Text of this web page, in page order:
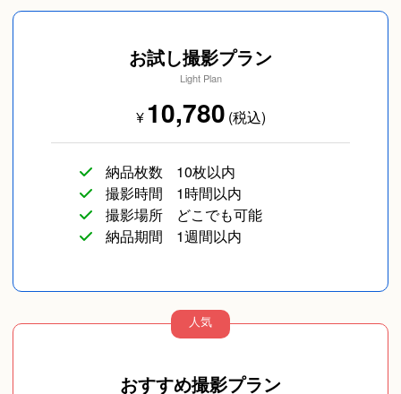
お試し撮影プラン
Light Plan
¥10,780 (税込)
納品枚数
10枚以内
撮影時間
1時間以内
撮影場所
どこでも可能
納品期間
1週間以内
人気
おすすめ撮影プラン